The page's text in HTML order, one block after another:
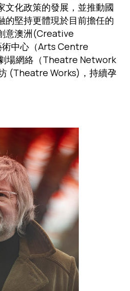
文化政策的發展，並推動國
的堅持更體現於目前擔任的
意澳洲(Creative
中心（Arts Centre
場網絡（Theatre Network
(Theatre Works)，持續孕